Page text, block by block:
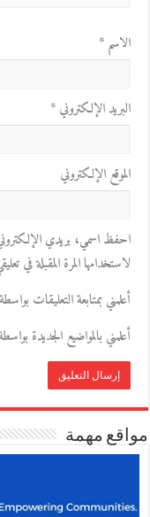
الاسم*
البريد الإلكتروني*
الموقع الإلكتروني
احفظ اسمي، بريدي
لاستخدامها المرة المقبلة في
أعلمني بمتابعة التعليقات
أعلمني بالمواضيع الجديدة
مواقع مهمة